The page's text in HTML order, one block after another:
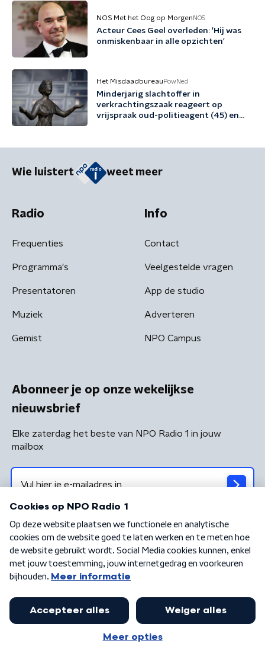
NOS Met het Oog op Morgen NOS
Acteur Cees Geel overleden: 'Hij was
onmiskenbaar in alle opzichten'
Het Misdaadbureau PowNed
Minderjarig slachtoffer in
verkrachtingszaak reageert op
vrijspraak oud-politieagent (45) en
Wie luistert weet meer
Radio
Frequenties
Programma's
Presentatoren
Muziek
Gemist
Info
Contact
Veelgestelde vragen
App de studio
Adverteren
NPO Campus
Abonneer je op onze wekelijkse
nieuwsbrief
Elke zaterdag het beste van NPO Radio 1 in jouw
mailbox
Algemene voorwaarden